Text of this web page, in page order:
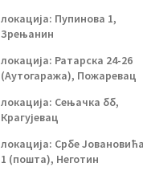
локација: Пупинова 1,
Зрењанин
локација: Ратарска 24-26
(Аутогаража), Пожаревац
локација: Сењачка бб,
Крагујевац
локација: Србе Јовановића
1 (пошта), Неготин